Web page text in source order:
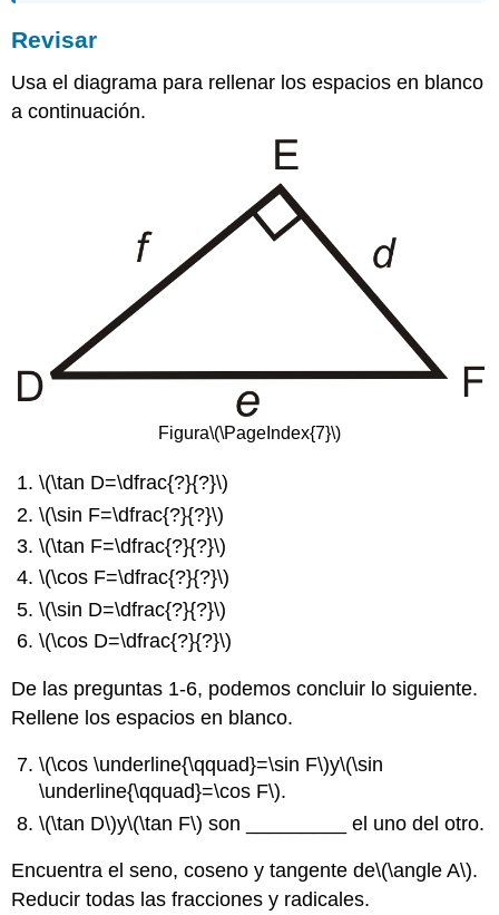
Revisar
Usa el diagrama para rellenar los espacios en blanco
a continuación.
Figura\(\PageIndex{7}\)
\(\tan D=\dfrac{?}{?}\)
\(\sin F=\dfrac{?}{?}\)
\(\tan F=\dfrac{?}{?}\)
\(\cos F=\dfrac{?}{?}\)
\(\sin D=\dfrac{?}{?}\)
\(\cos D=\dfrac{?}{?}\)
De las preguntas 1-6, podemos concluir lo siguiente.
Rellene los espacios en blanco.
\(\cos \underline{\qquad}=\sin F\)y\(\sin
\underline{\qquad}=\cos F\).
\(\tan D\)y\(\tan F\) son _________ el uno del otro.
Encuentra el seno, coseno y tangente de\(\angle A\).
Reducir todas las fracciones y radicales.